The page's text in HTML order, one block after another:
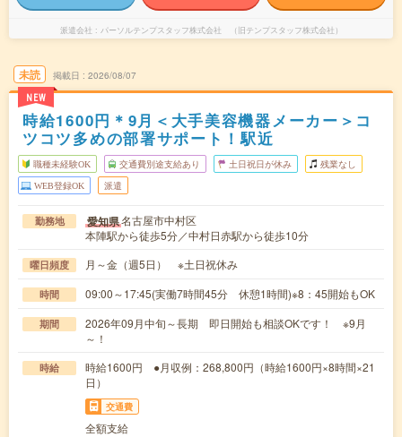
派遣会社 パーソルテンプスタッフ株式会社 （旧テンプスタッフ株式会社）
未読
NEW
掲載日 2026/08/07
時給1600円＊9月＜大手美容機器メーカー＞コ
ツコツ多めの部署サポート！駅近
職種未経験OK 交通費別途支給あり 土日祝日が休み 残業なし
WEB登録OK 派遣
勤務地 愛知県名古屋市中村区
本陣駅から徒歩5分／中村日赤駅から徒歩10分
曜日頻度 月～金（週5日） ※土日祝休み
時間 09:00～17:45(実働7時間45分 休憩1時間)※8：45開始もOK
期間
2026年09月中旬～長期 即日開始も相談OKです！ ※9月
～！
時給
時給1600円 ●月収例：268,800円（時給1600円×8時間×21
日）
交通費
全額支給